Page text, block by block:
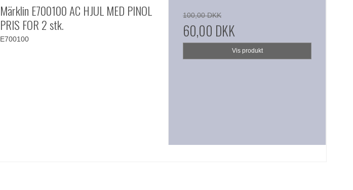
Märklin E700100 AC HJUL MED PINOL
PRIS FOR 2 stk.
E700100
100,00 DKK
60,00 DKK
Vis produkt